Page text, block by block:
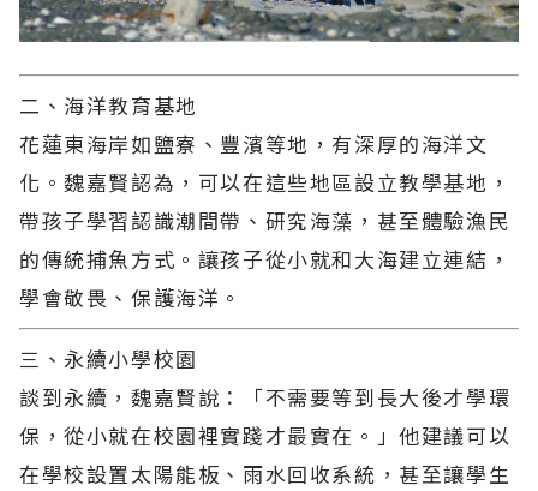
二、海洋教育基地
花蓮東海岸如鹽寮、豐濱等地，有深厚的海洋文
化。魏嘉賢認為，可以在這些地區設立教學基地，
帶孩子學習認識潮間帶、研究海藻，甚至體驗漁民
的傳統捕魚方式。讓孩子從小就和大海建立連結，
學會敬畏、保護海洋。
三、永續小學校園
談到永續，魏嘉賢說：「不需要等到長大後才學環
保，從小就在校園裡實踐才最實在。」他建議可以
在學校設置太陽能板、雨水回收系統，甚至讓學生